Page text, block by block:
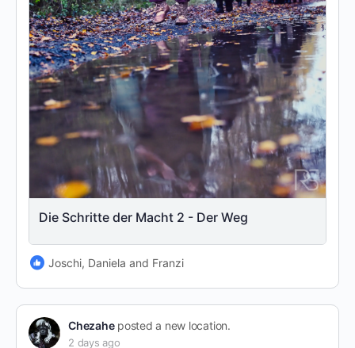
Die Schritte der Macht 2 - Der Weg
Joschi, Daniela and Franzi
Chezaheposted a new location.
2 days ago